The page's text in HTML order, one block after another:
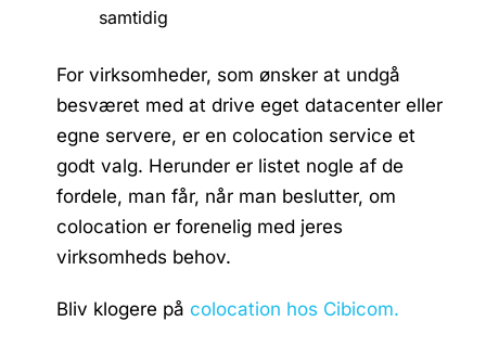
samtidig
For virksomheder, som ønsker at undgå
besværet med at drive eget datacenter eller
egne servere, er en colocation service et
godt valg. Herunder er listet nogle af de
fordele, man får, når man beslutter, om
colocation er forenelig med jeres
virksomheds behov.
Bliv klogere påcolocation hos Cibicom.